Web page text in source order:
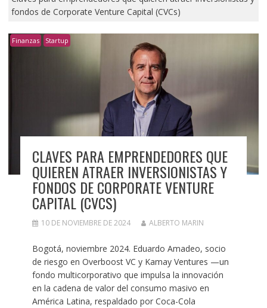
fondos de Corporate Venture Capital (CVCs)
Finanzas Startup
CLAVES PARA EMPRENDEDORES QUE
QUIEREN ATRAER INVERSIONISTAS Y
FONDOS DE CORPORATE VENTURE
CAPITAL (CVCS)
10 DE NOVIEMBRE DE 2024 ALBERTO MARIN
Bogotá, noviembre 2024. Eduardo Amadeo, socio
de riesgo en Overboost VC y Kamay Ventures —un
fondo multicorporativo que impulsa la innovación
en la cadena de valor del consumo masivo en
América Latina, respaldado por Coca-Cola